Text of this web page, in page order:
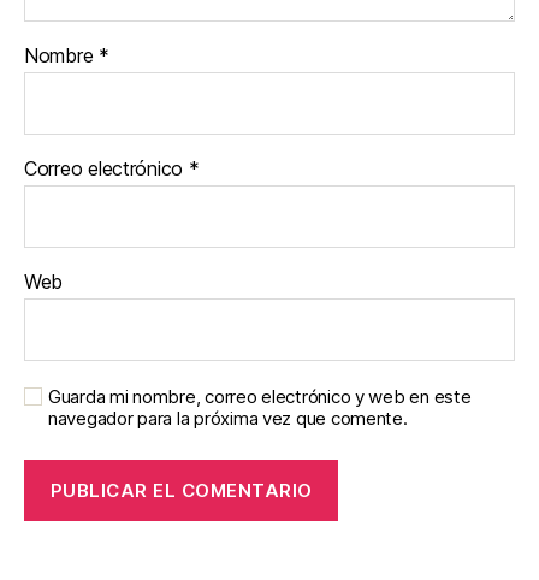
Nombre *
Correo electrónico *
Web
Guarda mi nombre, correo electrónico y web en este
navegador para la próxima vez que comente.